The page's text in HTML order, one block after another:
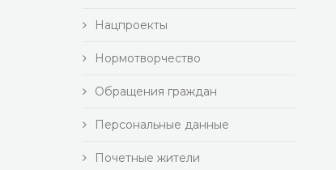
Нацпроекты
Нормотворчество
Обращения граждан
Персональные данные
Почетные жители